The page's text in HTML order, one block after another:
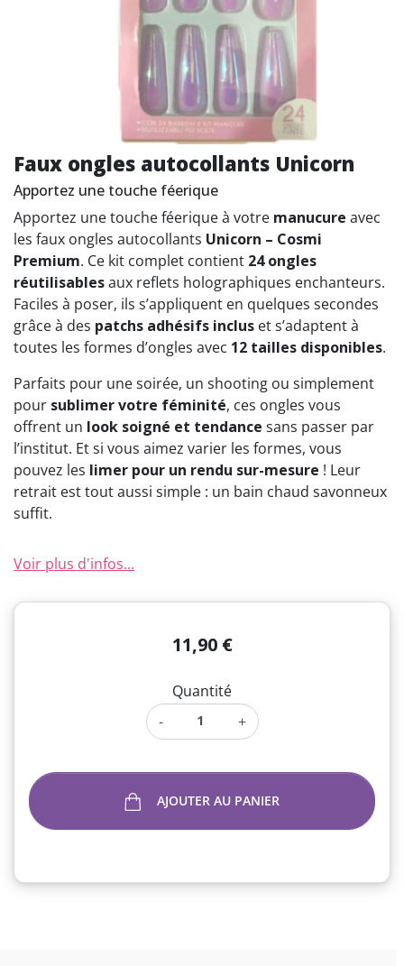
Faux ongles autocollants Unicorn
Apportez une touche féerique
Apportez une touche féerique à votre manucure avec
les faux ongles autocollants Unicorn – Cosmi
Premium. Ce kit complet contient 24 ongles
réutilisablesaux reflets holographiques enchanteurs.
Faciles à poser, ils s’appliquent en quelques secondes
grâce à des patchs adhésifs inclus et s’adaptent à
toutes les formes d’ongles avec 12 tailles disponibles.
Parfaits pour une soirée, un shooting ou simplement
pour sublimer votre féminité, ces ongles vous
offrent un look soigné et tendance sans passer par
l’institut. Et si vous aimez varier les formes, vous
pouvez les limer pour un rendu sur-mesure ! Leur
retrait est tout aussi simple : un bain chaud savonneux
suffit.
Voir plus d'infos...
11,90 €
Quantité
-
+
AJOUTER AU PANIER